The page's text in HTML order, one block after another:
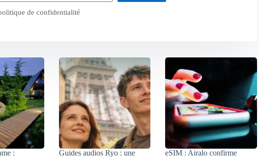
de confidentialité
: Guides audios Ryo : une eSIM : Airalo confirme